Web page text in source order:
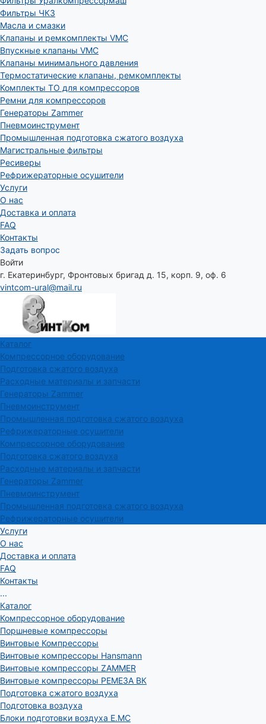
Фильтры ЧКЗ
Масла и смазки
Клапаны и ремкомплекты VMC
Впускные клапаны VMC
Клапаны минимального давления
Термостатические клапаны, ремкомплекты
Комплекты ТО для компрессоров
Ремни для компрессоров
Генераторы Zammer
Пневмоинструмент
Промышленная подготовка сжатого воздуха
Магистральные фильтры
Ресиверы
Рефрижераторные осушители
Услуги
О нас
Доставка и оплата
FAQ
Контакты
Задать вопрос
Войти
г. Екатеринбург, Фронтовых бригад д. 15, корп. 9, оф. 6
vintcom-ural@mail.ru
Каталог
Компрессорное оборудование
Подготовка сжатого воздуха
Расходные материалы и запчасти
Генераторы Zammer
Пневмоинструмент
Промышленная подготовка сжатого воздуха
Рефрижераторные осушители
Компрессорное оборудование
Подготовка сжатого воздуха
Расходные материалы и запчасти
Генераторы Zammer
Пневмоинструмент
Промышленная подготовка сжатого воздуха
Рефрижераторные осушители
Услуги
О нас
Доставка и оплата
FAQ
Контакты
...
Каталог
Компрессорное оборудование
Поршневые компрессоры
Винтовые Компрессоры
Винтовые компрессоры Hansmann
Винтовые компрессоры ZAMMER
Винтовые компрессоры РЕМЕЗА ВК
Подготовка сжатого воздуха
Подготовка воздуха
Блоки подготовки воздуха E.MC